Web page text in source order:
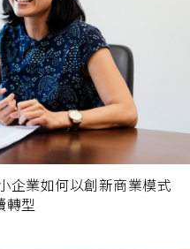
企業如何以創新商業模式
轉型